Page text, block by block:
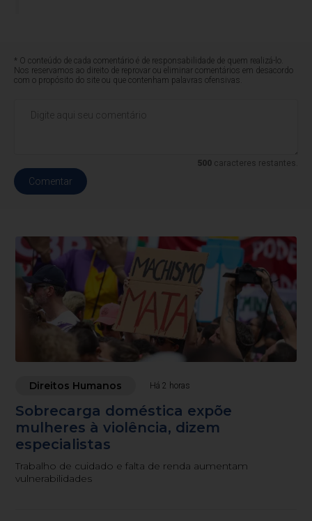
* O conteúdo de cada comentário é de responsabilidade de quem realizá-lo.
Nos reservamos ao direito de reprovar ou eliminar comentários em desacordo
com o propósito do site ou que contenham palavras ofensivas.
500caracteres restantes.
Comentar
Direitos Humanos Há 2 horas
Sobrecarga doméstica expõe
mulheres à violência, dizem
especialistas
Trabalho de cuidado e falta de renda aumentam
vulnerabilidades